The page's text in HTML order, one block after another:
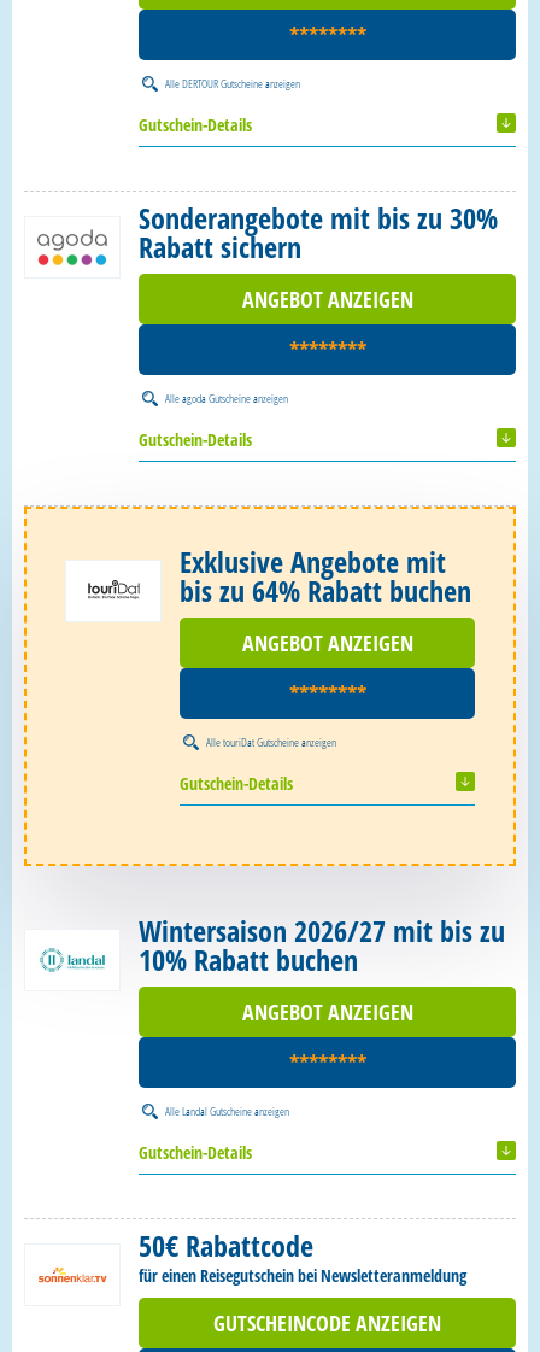
********
AlleDERTOUR Gutscheineanzeigen
Gutschein-Details
Sonderangebote mit bis zu 30%
Rabatt sichern
ANGEBOT ANZEIGEN
********
Alleagoda Gutscheineanzeigen
Gutschein-Details
Exklusive Angebote mit
bis zu 64% Rabatt buchen
ANGEBOT ANZEIGEN
********
AlletouriDat Gutscheineanzeigen
Gutschein-Details
Wintersaison 2026/27 mit bis zu
10% Rabatt buchen
ANGEBOT ANZEIGEN
********
AlleLandal Gutscheineanzeigen
Gutschein-Details
50€ Rabattcode
für einen Reisegutschein bei Newsletteranmeldung
GUTSCHEINCODE ANZEIGEN